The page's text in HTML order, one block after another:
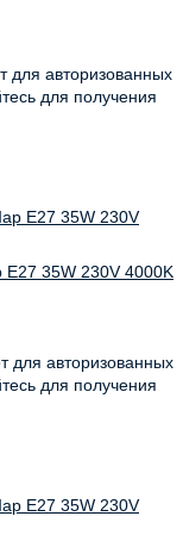
для авторизованных
для получения
35W 230V 4000K
для авторизованных
для получения